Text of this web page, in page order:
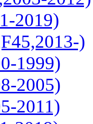
2019)
)
1999)
2005)
2011)